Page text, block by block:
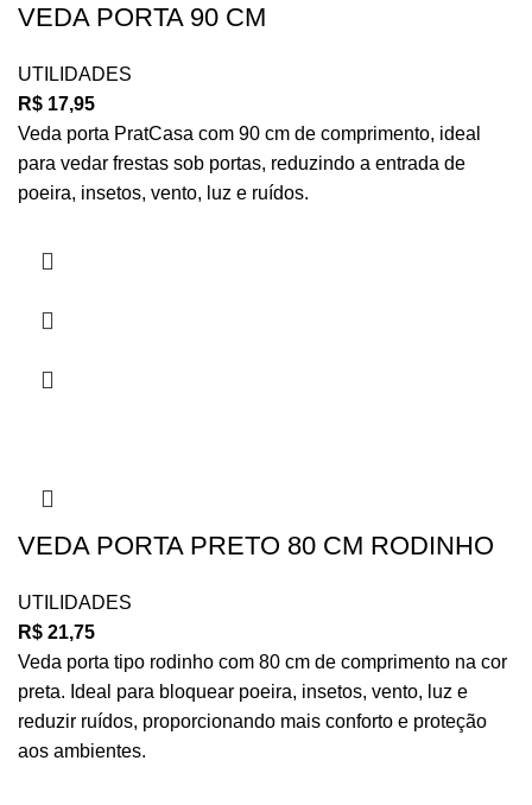
VEDA PORTA 90 CM
UTILIDADES
R$ 17,95
Veda porta PratCasa com 90 cm de comprimento, ideal
para vedar frestas sob portas, reduzindo a entrada de
poeira, insetos, vento, luz e ruídos.
VEDA PORTA PRETO 80 CM RODINHO
UTILIDADES
R$ 21,75
Veda porta tipo rodinho com 80 cm de comprimento na cor
preta. Ideal para bloquear poeira, insetos, vento, luz e
reduzir ruídos, proporcionando mais conforto e proteção
aos ambientes.